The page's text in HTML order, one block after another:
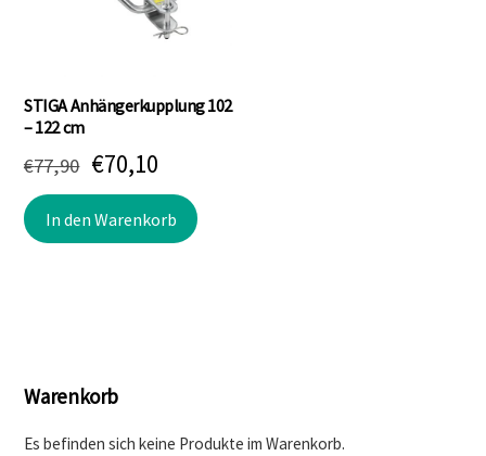
STIGA Anhängerkupplung 102
– 122 cm
€77,90 Ursprünglicher
Preis
war:
€70,10Aktueller
Preis
ist:
In den Warenkorb
Warenkorb
Es befinden sich keine Produkte im Warenkorb.